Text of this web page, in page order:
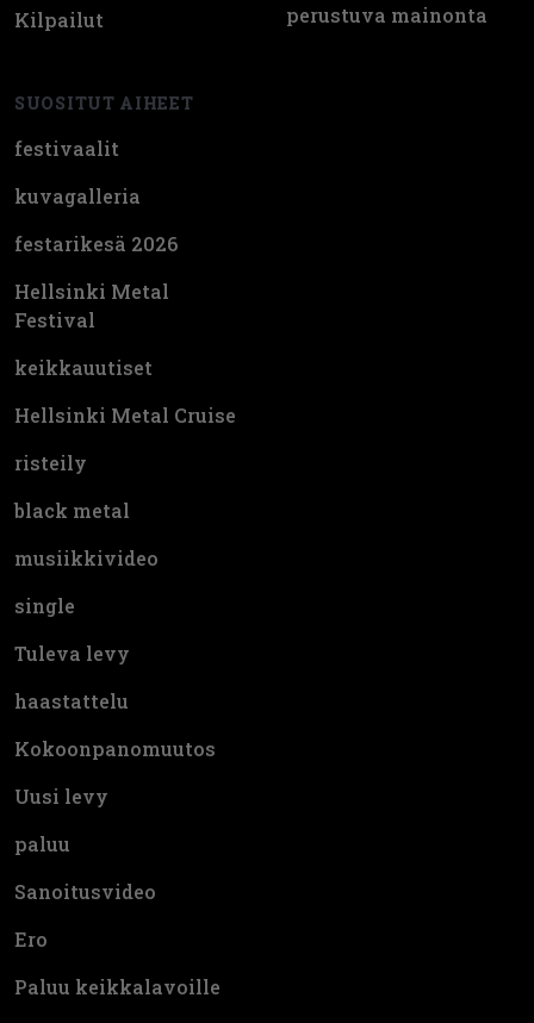
Kilpailut
SUOSITUT AIHEET
festivaalit
kuvagalleria
festarikesä 2026
Hellsinki Metal
Festival
keikkauutiset
Hellsinki Metal Cruise
risteily
black metal
musiikkivideo
single
Tuleva levy
haastattelu
Kokoonpanomuutos
Uusi levy
paluu
Sanoitusvideo
Ero
Paluu keikkalavoille
perustuva mainonta